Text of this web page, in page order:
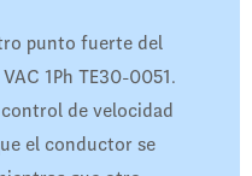
punto fuerte del
1Ph TE30-0051.
de velocidad
el conductor se